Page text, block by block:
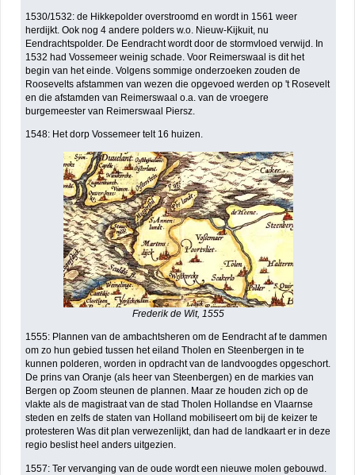
1530/1532: de Hikkepolder overstroomd en wordt in 1561 weer
herdijkt. Ook nog 4 andere polders w.o. Nieuw-Kijkuit, nu
Eendrachtspolder. De Eendracht wordt door de stormvloed verwijd. In
1532 had Vossemeer weinig schade. Voor Reimerswaal is dit het
begin van het einde. Volgens sommige onderzoeken zouden de
Roosevelts afstammen van wezen die opgevoed werden op 't Rosevelt
en die afstamden van Reimerswaal o.a. van de vroegere
burgemeester van Reimerswaal Piersz.
1548: Het dorp Vossemeer telt 16 huizen.
Frederik de Wit, 1555
1555: Plannen van de ambachtsheren om de Eendracht af te dammen
om zo hun gebied tussen het eiland Tholen en Steenbergen in te
kunnen polderen, worden in opdracht van de landvoogdes opgeschort.
De prins van Oranje (als heer van Steenbergen) en de markies van
Bergen op Zoom steunen de plannen. Maar ze houden zich op de
vlakte als de magistraat van de stad Tholen Hollandse en Vlaarnse
steden en zelfs de staten van Holland mobiliseert om bij de keizer te
protesteren Was dit plan verwezenlijkt, dan had de landkaart er in deze
regio beslist heel anders uitgezien.
1557: Ter vervanging van de oude wordt een nieuwe molen gebouwd.